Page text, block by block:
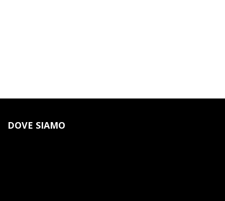
DOVE SIAMO